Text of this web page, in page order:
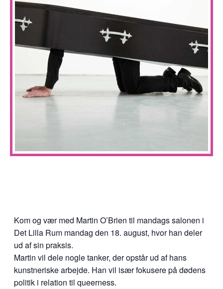
Kom og vær med Martin O’Brien til mandags salonen i
Det Lilla Rum mandag den 18. august, hvor han deler
ud af sin praksis.
Martin vil dele nogle tanker, der opstår ud af hans
kunstneriske arbejde. Han vil især fokusere på dødens
politik i relation til queerness.